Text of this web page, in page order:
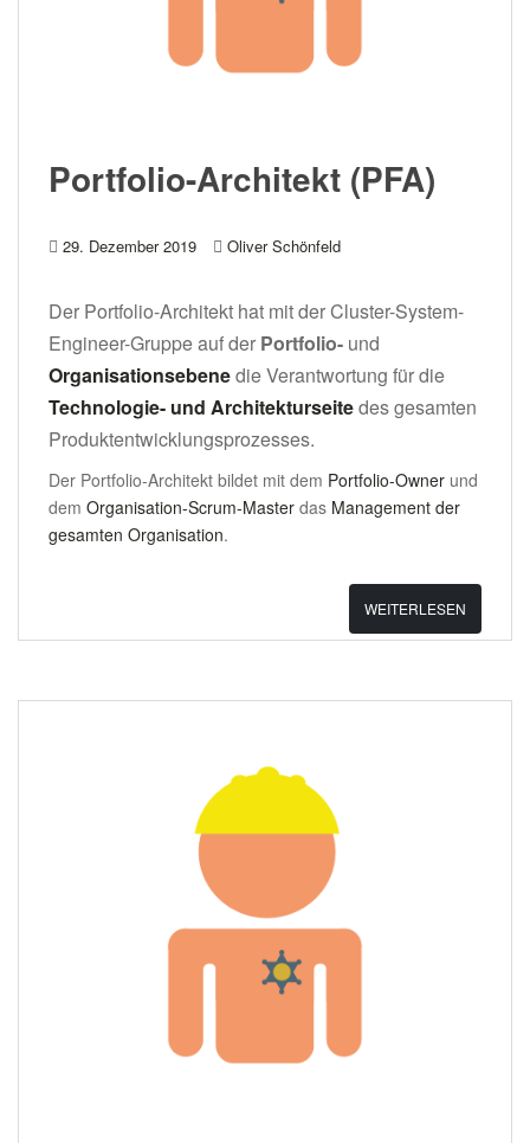
Portfolio-Architekt (PFA)
29. Dezember 2019 Oliver Schönfeld
Der Portfolio-Architekt hat mit der Cluster-System-
Engineer-Gruppe auf der Portfolio- und
Organisationsebenedie Verantwortung für die
Technologie- und Architekturseitedes gesamten
Produktentwicklungsprozesses.
Der Portfolio-Architekt bildet mit dem Portfolio-Owner und
dem Organisation-Scrum-Master das Management der
gesamten Organisation.
WEITERLESEN